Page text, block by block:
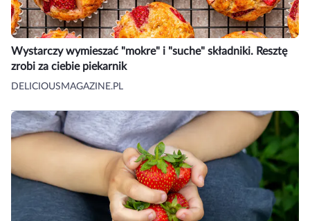
Wystarczy wymieszać "mokre" i "suche" składniki. Resztę
zrobi za ciebie piekarnik
DELICIOUSMAGAZINE.PL